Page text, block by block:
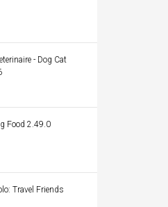
- Dog Cat
Food 2.49.0
Travel Friends